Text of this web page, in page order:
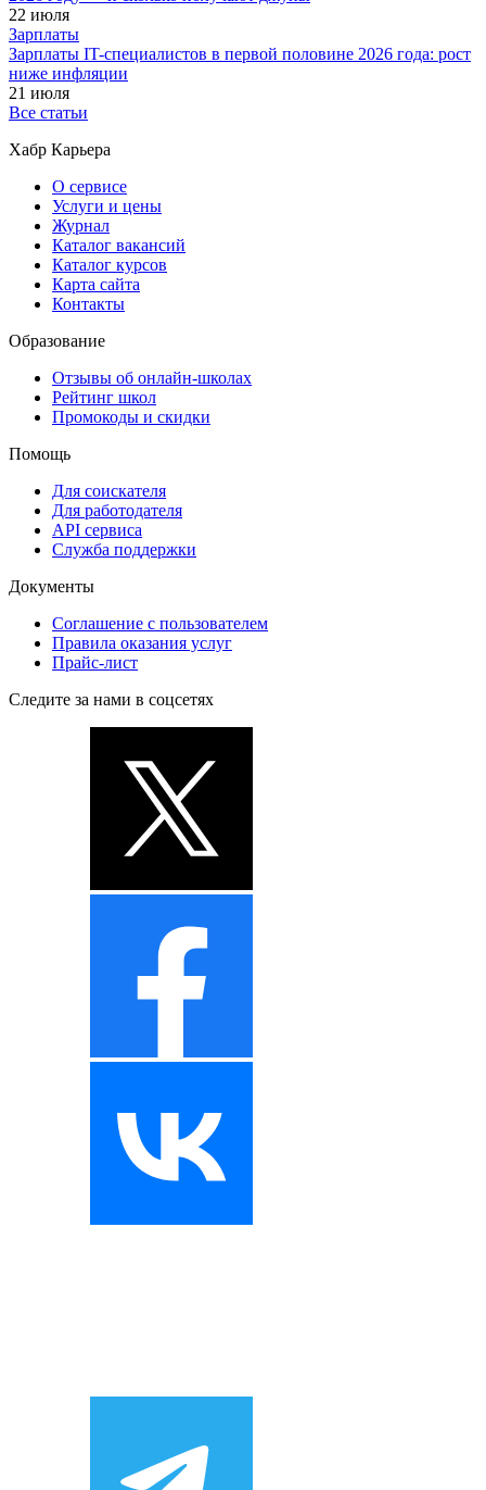
22 июля
Зарплаты
Зарплаты IT-специалистов в первой половине 2026 года: рост
ниже инфляции
21 июля
Все статьи
Хабр Карьера
О сервисе
Услуги и цены
Журнал
Каталог вакансий
Каталог курсов
Карта сайта
Контакты
Образование
Отзывы об онлайн-школах
Рейтинг школ
Промокоды и скидки
Помощь
Для соискателя
Для работодателя
API сервиса
Служба поддержки
Документы
Соглашение с пользователем
Правила оказания услуг
Прайс-лист
Следите за нами в соцсетях